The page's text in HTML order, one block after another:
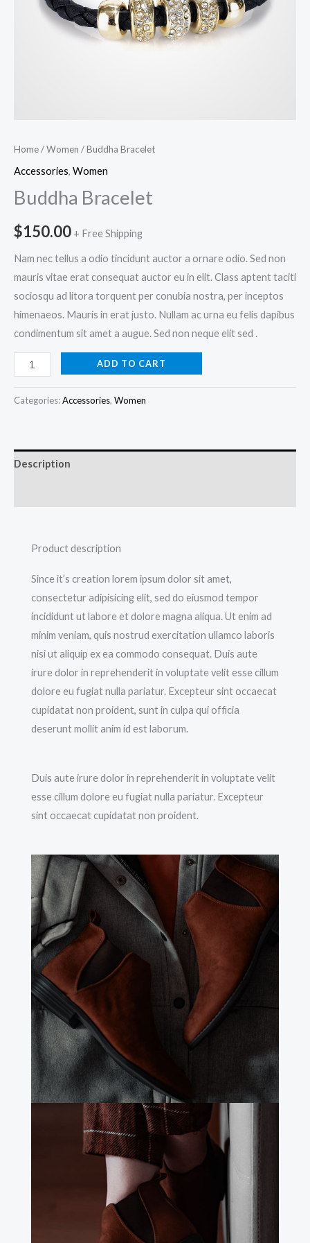
Home/Women / Buddha Bracelet
Accessories, Women
Buddha Bracelet
$150.00 + Free Shipping
Nam nec tellus a odio tincidunt auctor a ornare odio. Sed non
mauris vitae erat consequat auctor eu in elit. Class aptent taciti
sociosqu ad litora torquent per conubia nostra, per inceptos
himenaeos. Mauris in erat justo. Nullam ac urna eu felis dapibus
condimentum sit amet a augue. Sed non neque elit sed .
ADD TO CART
Categories:Accessories, Women
Description
Product description
Since it’s creation lorem ipsum dolor sit amet,
consectetur adipisicing elit, sed do eiusmod tempor
incididunt ut labore et dolore magna aliqua. Ut enim ad
minim veniam, quis nostrud exercitation ullamco laboris
nisi ut aliquip ex ea commodo consequat. Duis aute
irure dolor in reprehenderit in voluptate velit esse cillum
dolore eu fugiat nulla pariatur. Excepteur sint occaecat
cupidatat non proident, sunt in culpa qui officia
deserunt mollit anim id est laborum.
Duis aute irure dolor in reprehenderit in voluptate velit
esse cillum dolore eu fugiat nulla pariatur. Excepteur
sint occaecat cupidatat non proident.